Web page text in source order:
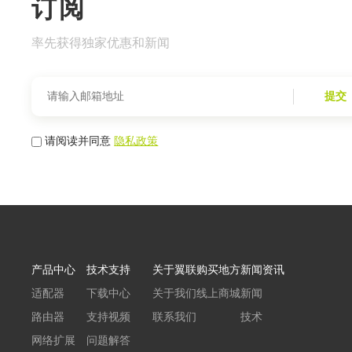
订阅
率先获得独家优惠和新闻
提交
请阅读并同意隐私政策
产品中心
适配器
路由器
网络扩展
技术支持
下载中心
支持视频
问题解答
关于翼联
关于我们
联系我们
购买地方
线上商城
新闻资讯
新闻
技术